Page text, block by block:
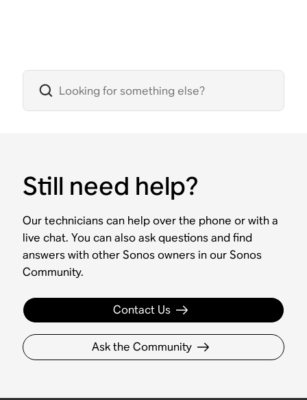
Still need help?
Our technicians can help over the phone or with a
live chat. You can also ask questions and find
answers with other Sonos owners in our Sonos
Community.
Contact Us
Ask the Community